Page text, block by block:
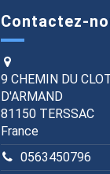
Contactez-
9 CHEMIN DU
D'ARMAND
81150 TERSSAC
France
0563450796